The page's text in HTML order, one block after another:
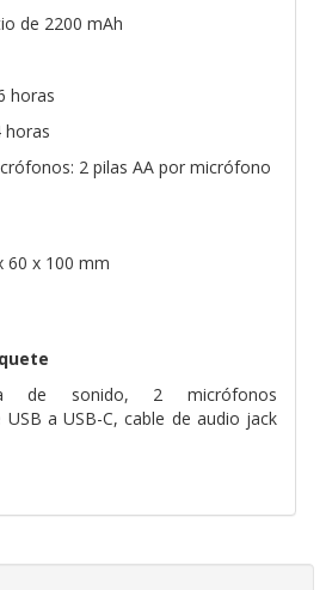
de 2200 mAh
horas
horas
2 pilas AA por micrófono
60 x 100 mm
de sonido, 2 micrófonos
a USB-C, cable de audio jack